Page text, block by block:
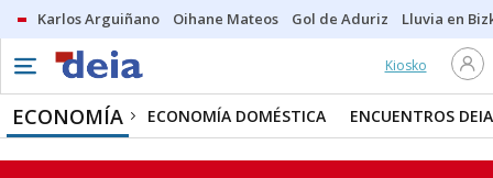
Karlos Arguiñano Oihane Mateos Gol de Aduriz Lluvia en
Kiosko
ECONOMÍA ECONOMÍA DOMÉSTICA ENCUENTROS DEIA